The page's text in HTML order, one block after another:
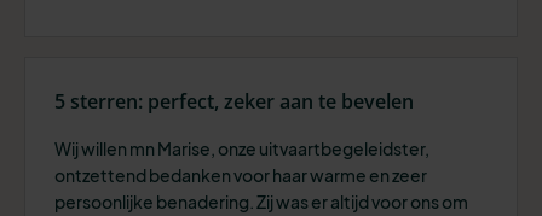
5 sterren: perfect, zeker aan te bevelen
Wij willen mn Marise, onze uitvaartbegeleidster,
ontzettend bedanken voor haar warme en zeer
persoonlijke benadering. Zij was er altijd voor ons om